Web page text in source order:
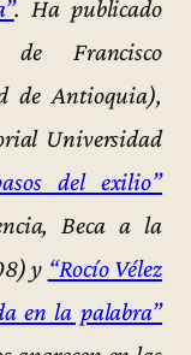
. Ha publicado
de Francisco
de Antioquia),
Universidad
del exilio”
Beca a la
y “Rocío Vélez
en la palabra”